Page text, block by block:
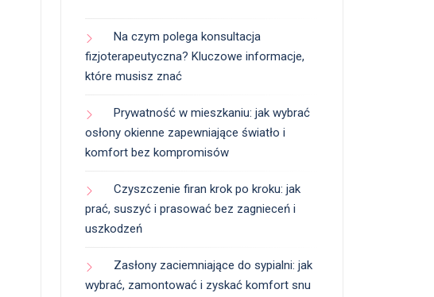
Na czym polega konsultacja
fizjoterapeutyczna? Kluczowe informacje,
które musisz znać
Prywatność w mieszkaniu: jak wybrać
osłony okienne zapewniające światło i
komfort bez kompromisów
Czyszczenie firan krok po kroku: jak
prać, suszyć i prasować bez zagnieceń i
uszkodzeń
Zasłony zaciemniające do sypialni: jak
wybrać, zamontować i zyskać komfort snu